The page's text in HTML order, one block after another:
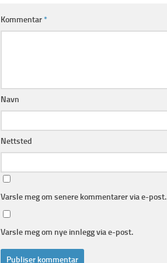
Kommentar*
Navn
Nettsted
Varsle meg om senere kommentarer via e-post.
Varsle meg om nye innlegg via e-post.